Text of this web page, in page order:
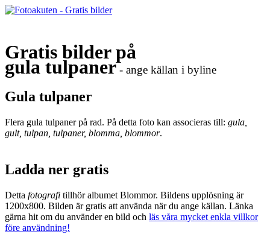
Gratis bilder på
gula tulpaner - ange källan i byline
Gula tulpaner
Flera gula tulpaner på rad. På detta foto kan associeras till: gula,
gult, tulpan, tulpaner, blomma, blommor.
Ladda ner gratis
Detta fotografi tillhör albumet Blommor. Bildens upplösning är
1200x800. Bilden är gratis att använda när du ange källan. Länka
gärna hit om du använder en bild och läs våra mycket enkla villkor
före användning!